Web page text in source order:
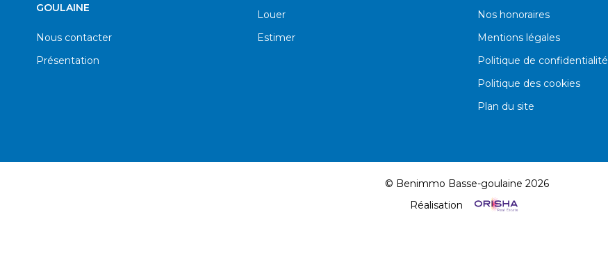
GOULAINE
Nous contacter
Présentation
Louer
Estimer
Nos honoraires
Mentions légales
Politique de confidentialité
Politique des cookies
Plan du site
© Benimmo Basse-goulaine 2026
Réalisation